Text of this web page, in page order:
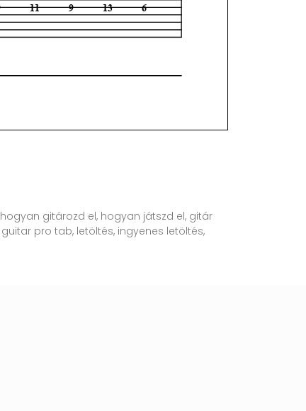
gitározd el, hogyan játszd el, gitár
pro tab, letöltés, ingyenes letöltés,